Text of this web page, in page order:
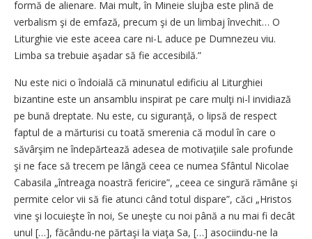
formă de alienare. Mai mult, în Mineie slujba este plină de
verbalism şi de emfază, precum şi de un limbaj învechit… O
Liturghie vie este aceea care ni-L aduce pe Dumnezeu viu.
Limba sa trebuie aşadar să fie accesibilă.”
Nu este nici o îndoială că minunatul edificiu al Liturghiei
bizantine este un ansamblu inspirat pe care mulţi ni-l invidiază
pe bună dreptate. Nu este, cu siguranţă, o lipsă de respect
faptul de a mărturisi cu toată smerenia că modul în care o
săvârşim ne îndepărtează adesea de motivaţiile sale profunde
şi ne face să trecem pe lângă ceea ce numea Sfântul Nicolae
Cabasila „întreaga noastră fericire”, „ceea ce singură rămâne şi
permite celor vii să fie atunci când totul dispare”, căci „Hristos
vine şi locuieşte în noi, Se uneşte cu noi până a nu mai fi decât
unul […], făcându-ne părtaşi la viaţa Sa, […] asociindu-ne la